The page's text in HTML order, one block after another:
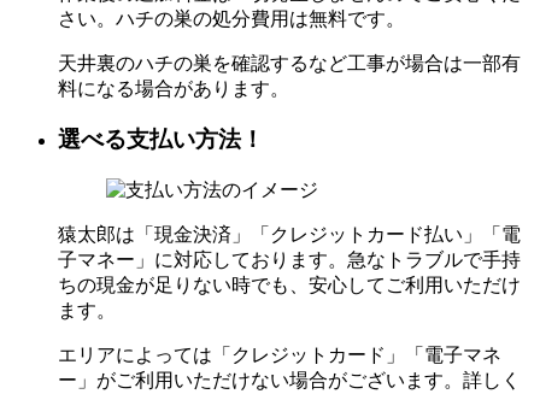
さい。ハチの巣の処分費用は無料です。
天井裏のハチの巣を確認するなど工事が場合は一部有
料になる場合があります。
選べる支払い方法！
猿太郎は「現金決済」「クレジットカード払い」「電
子マネー」に対応しております。急なトラブルで手持
ちの現金が足りない時でも、安心してご利用いただけ
ます。
エリアによっては「クレジットカード」「電子マネ
ー」がご利用いただけない場合がございます。詳しく